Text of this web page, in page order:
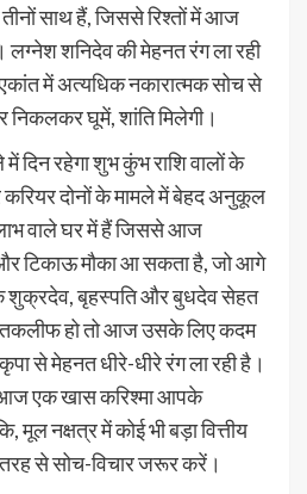
साथ हैं, जिससे रिश्तों में आज
लग्नेश शनिदेव की मेहनत रंग ला रही
में अत्यधिक नकारात्मक सोच से
निकलकर घूमें, शांति मिलेगी।
दिन रहेगा शुभ कुंभ राशि वालों के
दोनों के मामले में बेहद अनुकूल
वाले घर में हैं जिससे आज
और टिकाऊ मौका आ सकता है, जो आगे
शुक्रदेव, बृहस्पति और बुधदेव सेहत
तकलीफ हो तो आज उसके लिए कदम
से मेहनत धीरे-धीरे रंग ला रही है।
एक खास करिश्मा आपके
मूल नक्षत्र में कोई भी बड़ा वित्तीय
से सोच-विचार जरूर करें।